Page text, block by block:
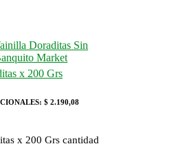
x 200 Grs
$ 2.190,08
x 200 Grs cantidad